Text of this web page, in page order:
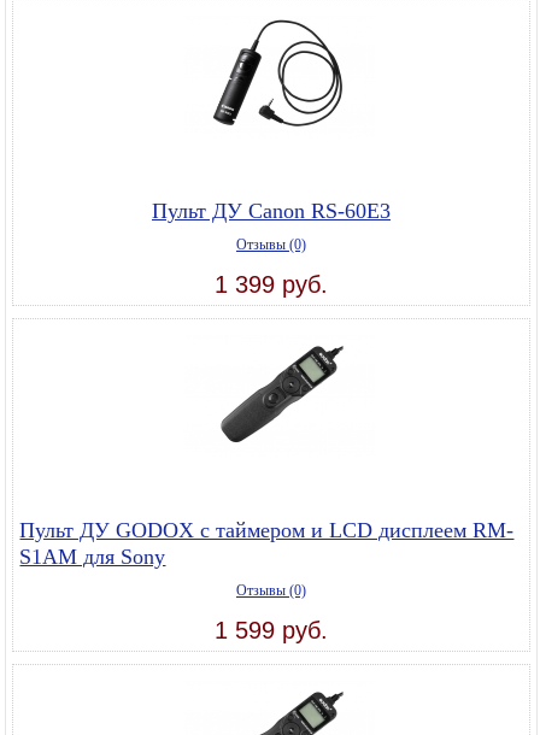
Пульт ДУ Canon RS-60E3
Отзывы (0)
1 399 руб.
Пульт ДУ GODOX с таймером и LCD дисплеем RM-
S1AM для Sony
Отзывы (0)
1 599 руб.